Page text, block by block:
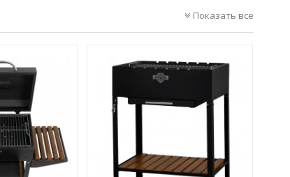
Показать все